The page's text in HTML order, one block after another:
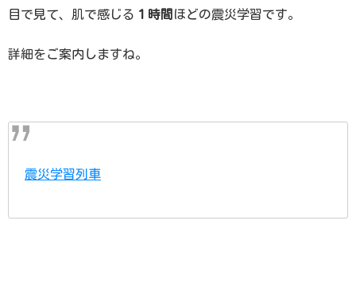
目で見て、肌で感じる １時間 ほどの震災学習です。
詳細をご案内しますね。
震災学習列車